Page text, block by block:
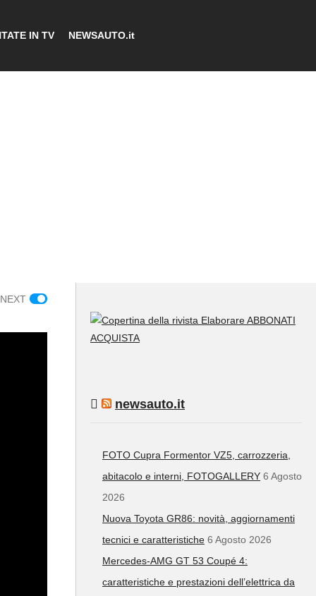
IN TV NEWSAUTO.it
ABBONATI
ACQUISTA
newsauto.it
FOTO Cupra Formentor VZ5, carrozzeria,
abitacolo e interni, FOTOGALLERY 6 Agosto
2026
Nuova Toyota GR86: novità, aggiornamenti
tecnici e caratteristiche 6 Agosto 2026
Mercedes-AMG GT 53 Coupé 4:
caratteristiche e prestazioni dell’elettrica da